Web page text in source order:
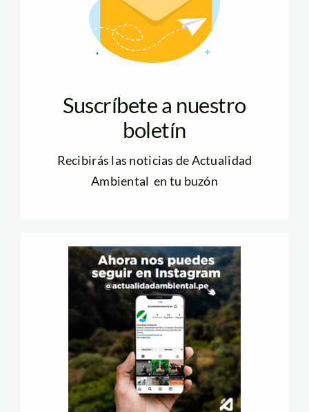
Suscríbete a nuestro
boletín
Recibirás las noticias de Actualidad
Ambiental en tu buzón